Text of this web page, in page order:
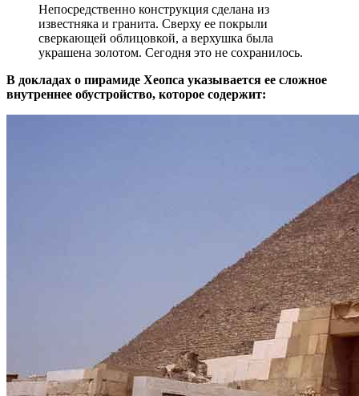
Непосредственно конструкция сделана из
известняка и гранита. Сверху ее покрыли
сверкающей облицовкой, а верхушка была
украшена золотом. Сегодня это не сохранилось.
В докладах о пирамиде Хеопса указывается ее сложное
внутреннее обустройство, которое содержит: